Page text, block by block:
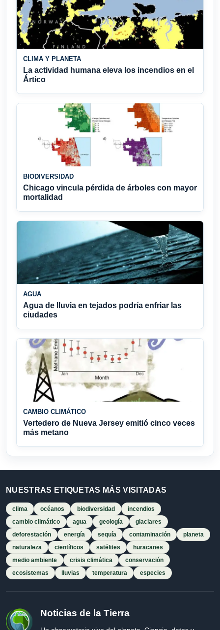
CLIMA Y PLANETA
La actividad humana eleva los incendios en el
Ártico
BIODIVERSIDAD
Chicago vincula pérdida de árboles con mayor
mortalidad
AGUA
Agua de lluvia en tejados podría enfriar las
ciudades
CAMBIO CLIMÁTICO
Vertedero de Nueva Jersey emitió cinco veces
más metano
NUESTRAS ETIQUETAS MÁS VISITADAS
clima océanos biodiversidad
incendios
cambio climático
agua geología
glaciares
deforestación
energía sequía contaminación
planeta
naturaleza
científicos satélites
huracanes
medio ambiente
crisis climática
conservación
ecosistemas
lluvias temperatura especies
Noticias de la Tierra